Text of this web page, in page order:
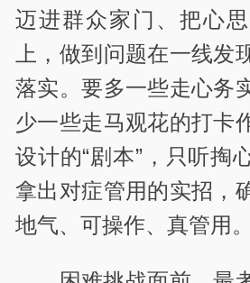
迈进群众家门、把心
上，做到问题在一线发
落实。要多一些走心务
少一些走马观花的打卡
设计的“剧本”，只听掏
拿出对症管用的实招，
地气、可操作、真管用。